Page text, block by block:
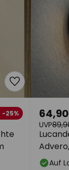
-25%
CCT
UVP
Auf